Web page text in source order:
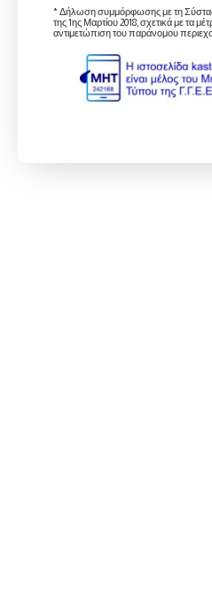
* Δήλωση συμμόρφωσης με τη
της 1ης Μαρτίου 2018, σχετικά με τα
αντιμετώπιση του παράνομου